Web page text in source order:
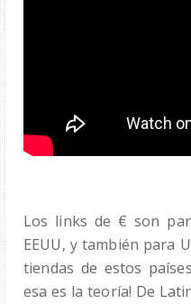
Los links de € son
EEUU, y también para
tiendas de estos
esa es la teoría! De